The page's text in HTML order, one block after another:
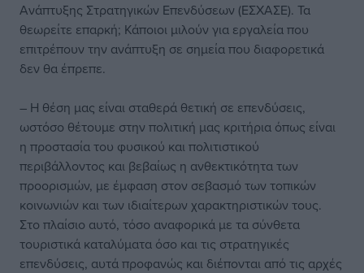
Ανάπτυξης Στρατηγικών Επενδύσεων (ΕΣΧΑΣΕ). Τα
θεωρείτε επαρκή; Κάποιοι μιλούν για εργαλεία που
επιτρέπουν την ανάπτυξη σε σημεία που διαφορετικά
δεν θα έπρεπε.
– Η θέση μας είναι σταθερά θετική σε επενδύσεις,
ωστόσο θέτουμε στην πολιτική μας κριτήρια όπως είναι
η προστασία του φυσικού και πολιτιστικού
περιβάλλοντος και βεβαίως η ανθεκτικότητα των
προορισμών, με έμφαση στον σεβασμό των τοπικών
κοινωνιών και των ιδιαίτερων χαρακτηριστικών τους.
Στο πλαίσιο αυτό, τόσο αναφορικά με τα σύνθετα
τουριστικά καταλύματα όσο και τις στρατηγικές
επενδύσεις, αυτά προφανώς και διέπονται από τις αρχές